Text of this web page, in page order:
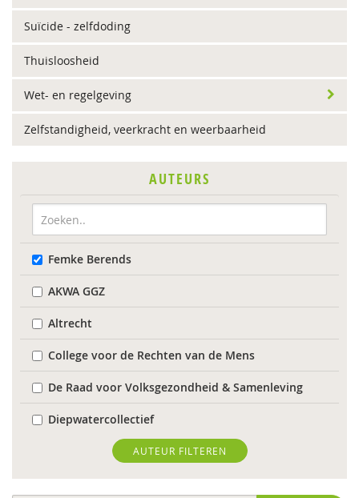
Suïcide - zelfdoding
Thuisloosheid
Wet- en regelgeving
Zelfstandigheid, veerkracht en weerbaarheid
AUTEURS
Femke Berends
AKWA GGZ
Altrecht
College voor de Rechten van de Mens
De Raad voor Volksgezondheid & Samenleving
Diepwatercollectief
Diverse
AUTEUR FILTEREN